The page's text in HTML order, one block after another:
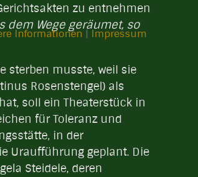
zu entnehmen
dem Wege geräumet, so
sterben musste, weil sie
Rosenstengel) als
soll ein Theaterstück in
für Toleranz und
in der
Uraufführung geplant. Die
Steidele, deren
Informationen | Impressum